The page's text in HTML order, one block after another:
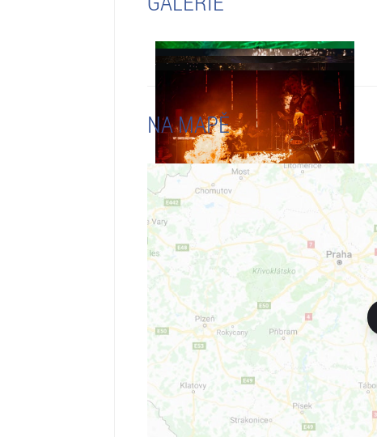
NA MAPĚ